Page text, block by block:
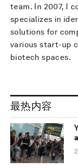
team. In 2007, I
specializes in
solutions for
various start-up
biotech spaces.
最热内容